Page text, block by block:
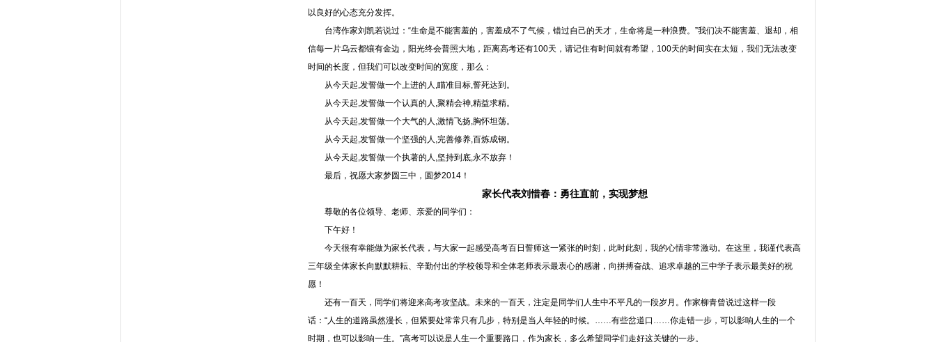
以良好的心态充分发挥。
台湾作家刘凯若说过：“生命是不能害羞的，害羞成不了气候，错过自己的天才，生命将是一种浪费。”我们决不能害羞、退却，相
信每一片乌云都镶有金边，阳光终会普照大地，距离高考还有100天，请记住有时间就有希望，100天的时间实在太短，我们无法改变
时间的长度，但我们可以改变时间的宽度，那么：
从今天起,发誓做一个上进的人,瞄准目标,誓死达到。
从今天起,发誓做一个认真的人,聚精会神,精益求精。
从今天起,发誓做一个大气的人,激情飞扬,胸怀坦荡。
从今天起,发誓做一个坚强的人,完善修养,百炼成钢。
从今天起,发誓做一个执著的人,坚持到底,永不放弃！
最后，祝愿大家梦圆三中，圆梦2014！
家长代表刘惜春：勇往直前，实现梦想
尊敬的各位领导、老师、亲爱的同学们：
下午好！
今天很有幸能做为家长代表，与大家一起感受高考百日誓师这一紧张的时刻，此时此刻，我的心情非常激动。在这里，我谨代表高
三年级全体家长向默默耕耘、辛勤付出的学校领导和全体老师表示最衷心的感谢，向拼搏奋战、追求卓越的三中学子表示最美好的祝
愿！
还有一百天，同学们将迎来高考攻坚战。未来的一百天，注定是同学们人生中不平凡的一段岁月。作家柳青曾说过这样一段
话：“人生的道路虽然漫长，但紧要处常常只有几步，特别是当人年轻的时候。……有些岔道口……你走错一步，可以影响人生的一个
时期，也可以影响一生。”高考可以说是人生一个重要路口，作为家长，多么希望同学们走好这关键的一步。